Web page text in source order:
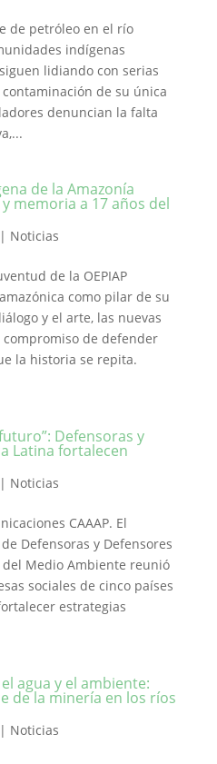
de petróleo en el río
indígenas
lidiando con serias
de su única
denuncian la falta
de la Amazonía
memoria a 17 años del
Noticias
de la OEPIAP
como pilar de su
y el arte, las nuevas
de defender
la historia se repita.
Defensoras y
Latina fortalecen
Noticias
CAAAP. El
Defensoras y Defensores
Medio Ambiente reunió
sociales de cinco países
estrategias
agua y el ambiente:
de la minería en los ríos
Noticias